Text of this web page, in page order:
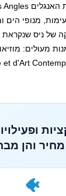
מנופי
והן
🐠